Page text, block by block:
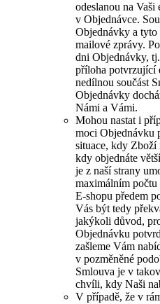
odeslanou na Vaši
v Objednávce.
Objednávky a
mailové zprávy.
dni Objednávky,
příloha potvrzující
nedílnou součást
Objednávky
Námi a Vámi.
Mohou nastat i
moci Objednávku
situace, kdy Zboží
kdy objednáte
je z naší strany
maximálním
E-shopu předem
Vás být tedy
jakýkoli důvod,
Objednávku
zašleme Vám
v pozměněné
Smlouva je v
chvíli, kdy Naši
V případě, že v